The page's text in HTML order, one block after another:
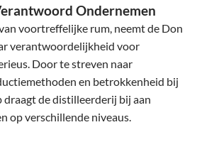
Ondernemen
voortreffelijke rum, neemt de Don
verantwoordelijkheid voor
Door te streven naar
en betrokkenheid bij
draagt de distilleerderij bij aan
op verschillende niveaus.